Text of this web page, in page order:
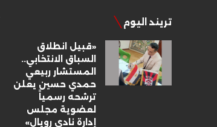
تريند اليوم
«قبيل انطلاق
السباق الانتخابي..
المستشار ربيعي
حمدي حسين يعلن
ترشحه رسمياً
لعضوية مجلس
إدارة نادي رويال»